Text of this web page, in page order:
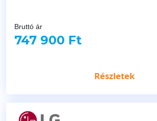
Bruttó ár
747 900 Ft
Részletek